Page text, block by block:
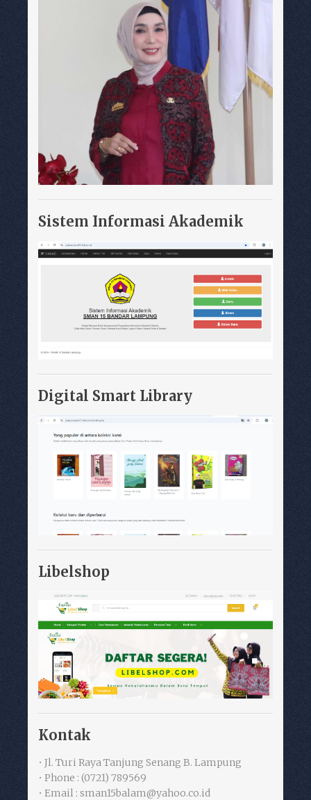
Sistem Informasi Akademik
Digital Smart Library
Libelshop
Kontak
• Jl. Turi Raya Tanjung Senang B. Lampung
• Phone : (0721) 789569
• Email : sman15balam@yahoo.co.id